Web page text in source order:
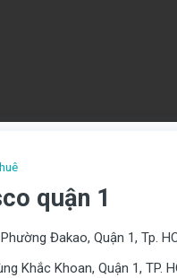
quận 1
Đakao, Quận 1, Tp.
Khắc Khoan, Quận 1, TP.